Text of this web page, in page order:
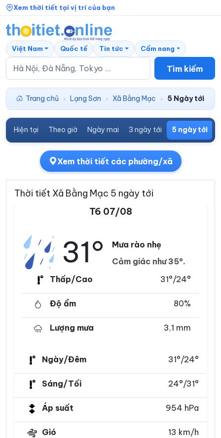
Xem thời tiết tại vị trí của bạn
Tìm kiếm
Việt Nam Quốc tế Tin tức Cẩm nang
Trang chủ › Lạng Sơn › Xã Bằng Mạc › 5 Ngày tới
Hiện tại Theo giờ Ngày mai 3 ngày tới 5 ngày tới
Xem thời tiết các phường/xã
Thời tiết Xã Bằng Mạc 5 ngày tới
T6 07/08
31°
Mưa rào nhẹ
Cảm giác như 35°.
Thấp/Cao
31°/24°
Độ ẩm 80%
Lượng mưa 3,1 mm
Ngày/Đêm 31°/24°
Sáng/Tối 24°/31°
Áp suất 954 hPa
Gió 13 km/h